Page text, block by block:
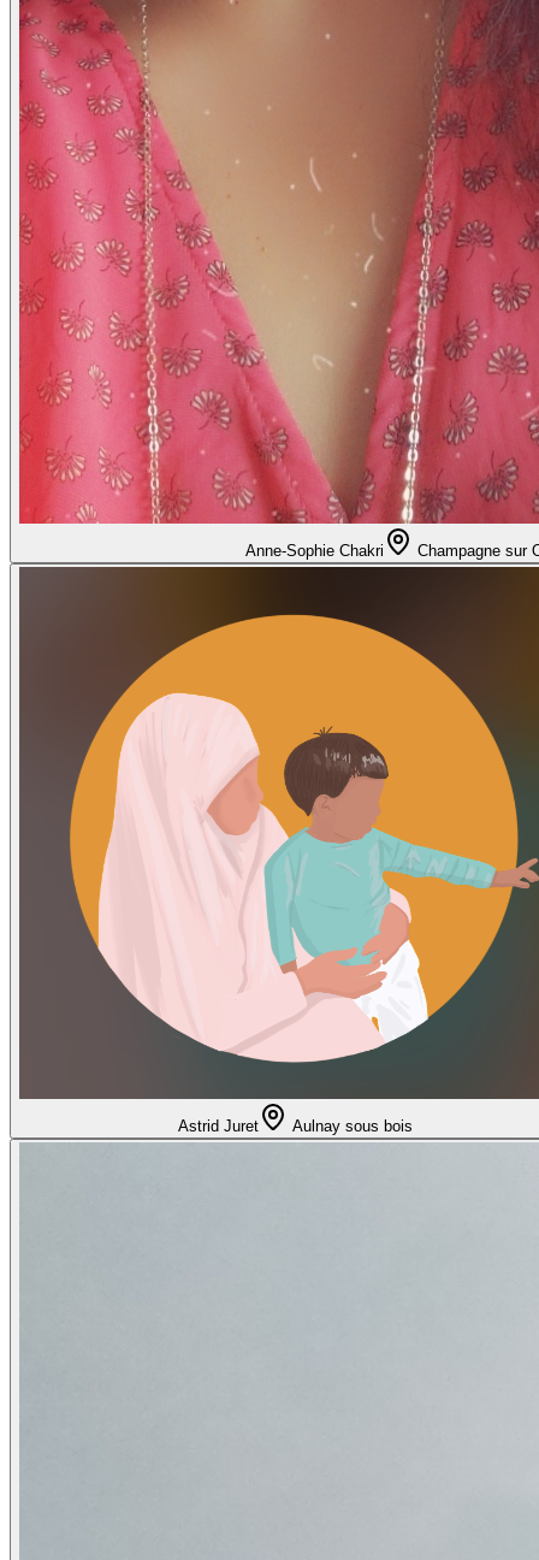
Anne-Sophie Chakri Champagne sur
Astrid Juret Aulnay sous bois